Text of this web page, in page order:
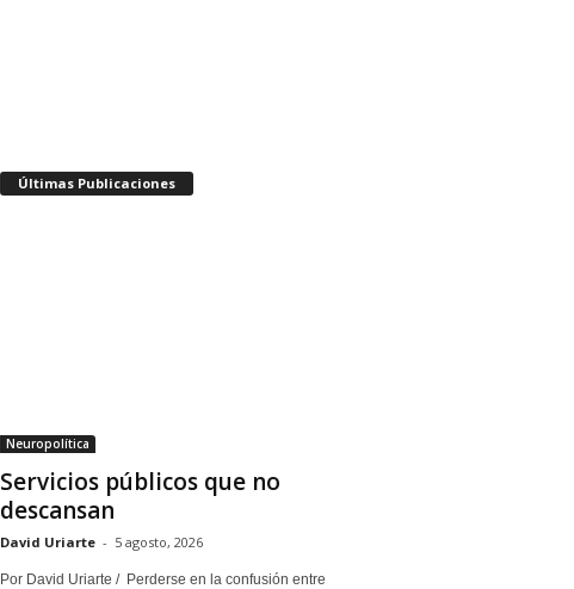
Últimas Publicaciones
Neuropolítica
Servicios públicos que no
descansan
David Uriarte - 5 agosto, 2026
Por David Uriarte / Perderse en la confusión entre